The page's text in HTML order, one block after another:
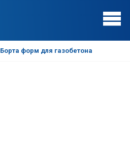
Борта форм для газобетона